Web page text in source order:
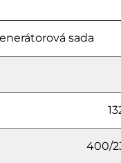
sada
400/